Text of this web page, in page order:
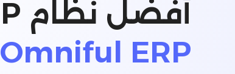
Omniful ERP